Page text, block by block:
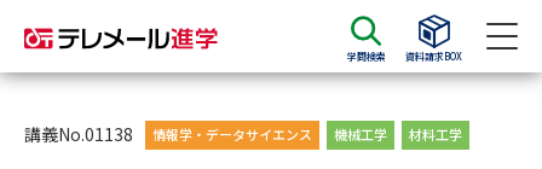
学問検索 資料請求BOX
資料請求 資料検索
講義No.01138 情報学・データサイエンス 機械工学 材料工学